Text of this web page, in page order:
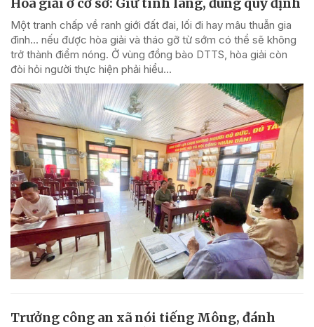
Hòa giải ở cơ sở: Giữ tình làng, đúng quy định
Một tranh chấp về ranh giới đất đai, lối đi hay mâu thuẫn gia
đình... nếu được hòa giải và tháo gỡ từ sớm có thể sẽ không
trở thành điểm nóng. Ở vùng đồng bào DTTS, hòa giải còn
đòi hỏi người thực hiện phải hiểu...
Trưởng công an xã nói tiếng Mông, đánh